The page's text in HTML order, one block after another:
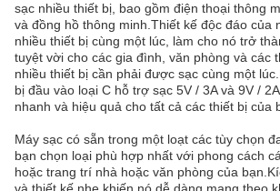
sạc nhiều thiết bị, bao gồm điện thoại thông
và đồng hồ thông minh.Thiết kế độc đáo của
nhiều thiết bị cùng một lúc, làm cho nó trở
tuyệt vời cho các gia đình, văn phòng và các
nhiều thiết bị cần phải được sạc cùng một
bị đầu vào loại C hỗ trợ sạc 5V / 3A và 9V /
nhanh và hiệu quả cho tất cả các thiết bị của
Máy sạc có sẵn trong một loạt các tùy chọn
bạn chọn loại phù hợp nhất với phong cách
hoặc trang trí nhà hoặc văn phòng của